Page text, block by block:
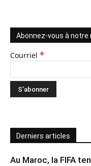
Abonnez-vous à
Courriel *
Derniers articles
Au Maroc, la FIFA